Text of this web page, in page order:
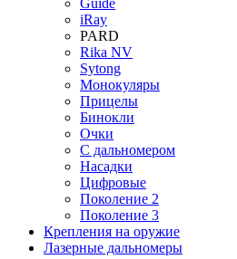
iRay
PARD
Rika NV
Sytong
Монокуляры
Прицелы
Бинокли
Очки
С дальномером
Насадки
Цифровые
Поколение 2
Поколение 3
Крепления на оружие
Лазерные дальномеры